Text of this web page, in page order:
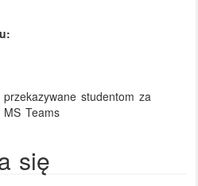
studentom za
Teams
się